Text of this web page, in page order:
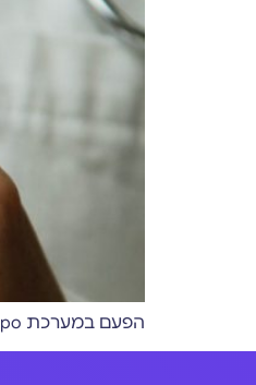
הפעם במערכת Expo שלנו מתנהל כנס רפואי וירטואלי שנערך מטעם חברת Bio-Events, וזו בדיוק ההזדמנות שלנו לספר לכם על Expo Wizard ועולם הכנסים הרפואיים